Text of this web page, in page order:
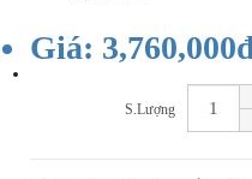
Giá:
S.Lượng